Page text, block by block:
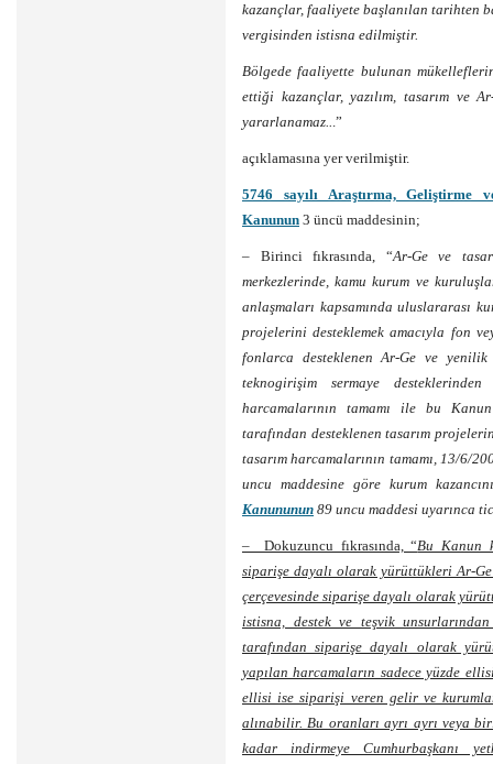
kazançlar, faaliyete başlanılan tarihten
vergisinden istisna edilmiştir.
Bölgede faaliyette bulunan
ettiği kazançlar, yazılım, tasarım ve
yararlanamaz...”
açıklamasına yer verilmiştir.
5746 sayılı Araştırma, Geliştirme
Kanunun 3 üncü maddesinin;
– Birinci fıkrasında, “Ar-Ge ve
merkezlerinde, kamu kurum ve
anlaşmaları kapsamında uluslararası
projelerini desteklemek amacıyla fon
fonlarca desteklenen Ar-Ge ve
teknogirişim sermaye
harcamalarının tamamı ile bu
tarafından desteklenen tasarım
tasarım harcamalarının tamamı, 13/6/
uncu maddesine göre kurum
Kanununun 89 uncu maddesi uyarınca
– Dokuzuncu fıkrasında, “Bu Kanun
siparişe dayalı olarak yürüttükleri Ar-
çerçevesinde siparişe dayalı olarak
istisna, destek ve teşvik
tarafından siparişe dayalı olarak
yapılan harcamaların sadece yüzde
ellisi ise siparişi veren gelir ve
alınabilir. Bu oranları ayrı ayrı veya
kadar indirmeye Cumhurbaşkanı